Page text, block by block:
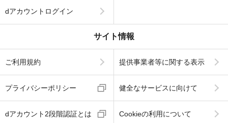
dアカウントログイン
サイト情報
ご利用規約 提供事業者等に関する表示
プライバシーポリシー 健全なサービスに向けて
dアカウント2段階認証とは Cookieの利用について